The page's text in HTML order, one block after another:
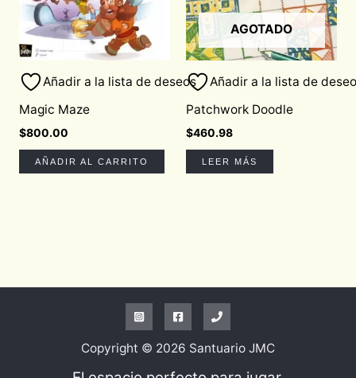
Añadir a la lista de deseos
Magic Maze
$800.00
AÑADIR AL CARRITO
AGOTADO
Añadir a la lista de
Patchwork Doodle
$460.98
LEER MÁS
Copyright © 2026 Santuario JMC